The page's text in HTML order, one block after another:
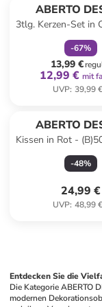
ABERTO
3tlg. Kerzen-Set in
-67%
13,99 €
12,99 € mit
UVP: 39,99 €
ABERTO
Kissen in Rot -
(T)14 cm
-48%
24,99 €
UVP: 48,99 €
Entdecken Sie die
Die Kategorie ABERTO
modernen